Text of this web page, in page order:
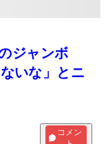
ジャンボ
いな」とニ
コメン